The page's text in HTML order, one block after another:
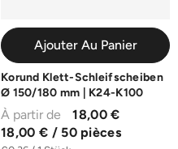
Ajouter Au Panier
Korund Klett-Schleifscheiben
Ø 150/180 mm | K24-K100
À partir de
18,00 €
18,00 € / 50 pièces